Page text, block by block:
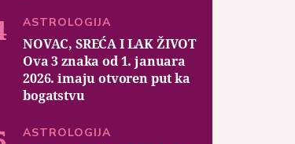
ASTROLOGIJA
NOVAC, SREĆA I LAK ŽIVOT
Ova 3 znaka od 1. januara
2026. imaju otvoren put ka
bogatstvu
ASTROLOGIJA